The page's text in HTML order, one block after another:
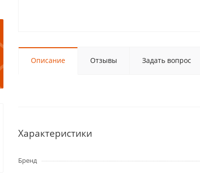
Описание Отзывы Задать вопрос
Характеристики
Бренд